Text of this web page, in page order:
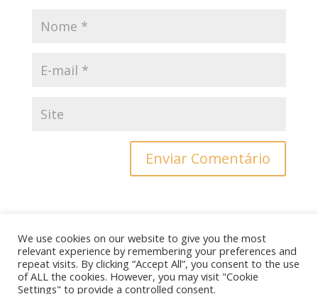
como seus dados de comentários são processados.
We use cookies on our website to give you the most
relevant experience by remembering your preferences and
repeat visits. By clicking “Accept All”, you consent to the use
of ALL the cookies. However, you may visit "Cookie
Settings" to provide a controlled consent.